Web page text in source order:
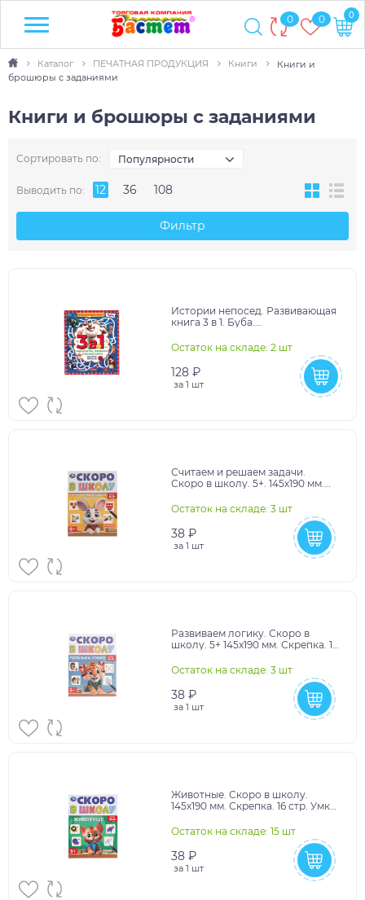
0 0 0
Каталог ПЕЧАТНАЯ ПРОДУКЦИЯ Книги
Книги и
брошюры с заданиями
Книги и брошюры с заданиями
Сортировать по: Популярности
Выводить по: 12 36 108
Фильтр
Истории непосед. Развивающая
книга 3 в 1. Буба.
32 стр.Умка в кор.30шт
Остаток на складе: 2 шт
128 ₽
за 1 шт
Считаем и решаем задачи.
Скоро в школу. 5+. 145х190 мм.
Остаток на складе: 3 шт
38 ₽
за 1 шт
Развиваем логику. Скоро в
школу. 5+ 145х190 мм. Скрепка. 16
Остаток на складе: 3 шт
38 ₽
за 1 шт
Животные. Скоро в школу.
145х190 мм. Скрепка. 16 стр. Умка
Остаток на складе: 15 шт
38 ₽
за 1 шт